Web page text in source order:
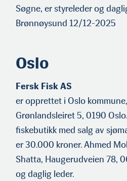
Søgne, er styreleder og
Brønnøysund 12/12-2025
Oslo
Fersk Fisk AS
er opprettet i Oslo
Grønlandsleiret 5, 0190
fiskebutikk med salg av
er 30.000 kroner. Ahmed
Shatta, Haugerudveien 78,
og daglig leder.